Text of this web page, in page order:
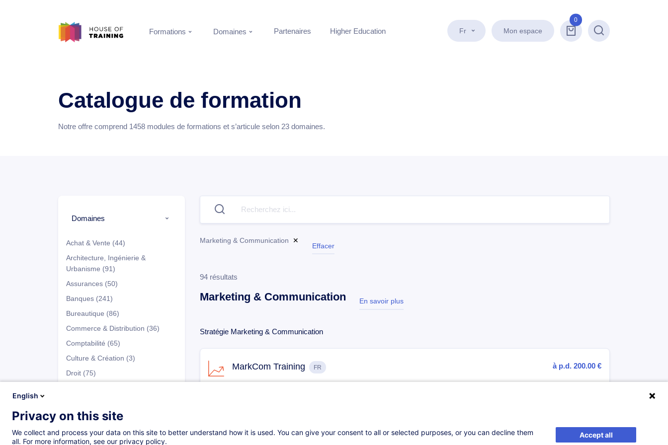
Fr Mon espace
0
Recherche
Formations Domaines Partenaires Higher Education
Catalogue de formation
Notre offre comprend 1458 modules de formations et s’articule selon 23 domaines.
Domaines
Achat & Vente (44)
Architecture, Ingénierie &
Urbanisme (91)
Assurances (50)
Banques (241)
Bureautique (86)
Commerce & Distribution (36)
Comptabilité (65)
Culture & Création (3)
Droit (75)
d’Entreprise (66)
Programmes
Marketing & Communication ✕
Effacer
94 résultats
Marketing & Communication En savoir plus
test
Stratégie Marketing & Communication
MarkCom Training FR à p.d. 200.00 €
English
Privacy on this site
We collect and process your data on this site to better understand how it is used. You can give your consent to all or selected purposes, or you can decline them
all. For more information, see our privacy policy.
Accept all